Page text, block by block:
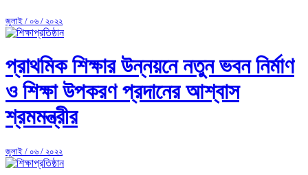
জুলাই / ০৬ / ২০২২
প্রাথমিক শিক্ষার উন্নয়নে নতুন ভবন নির্মাণ
ও শিক্ষা উপকরণ প্রদানের আশ্বাস
শ্রমমন্ত্রীর
জুলাই / ০৬ / ২০২২